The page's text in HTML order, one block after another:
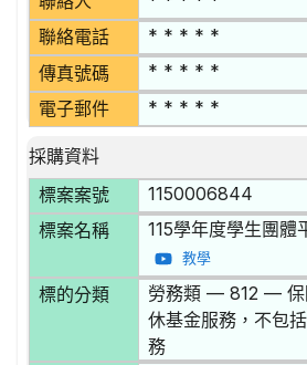
聯絡電話 * * * * *
傳真號碼 * * * * *
電子郵件 * * * * *
採購資料
標案案號
1150006844
標案名稱 115學年度學生團體
教學
標的分類
勞務類 — 812 — 保
休基金服務，不包
務